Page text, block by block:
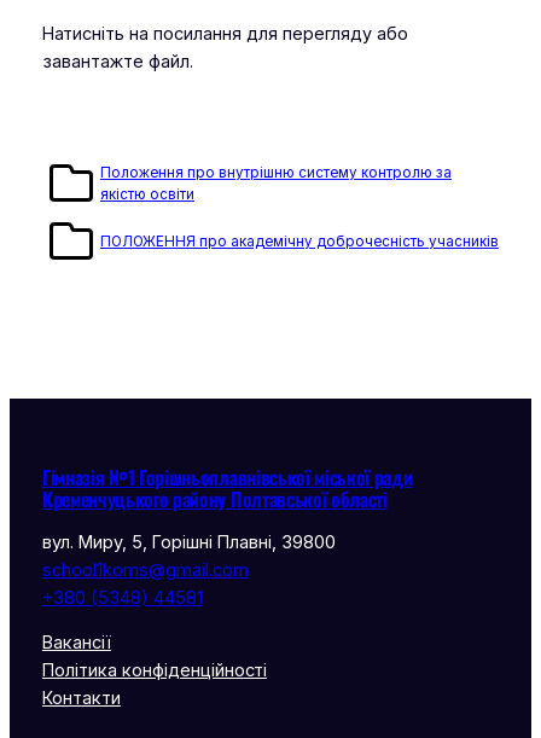
Натисніть на посилання для перегляду або
завантажте файл.
Положення про внутрішню систему контролю за
якістю освіти
ПОЛОЖЕННЯ про академічну доброчесність учасників
Гімназія №1 Горішньоплавнівської міської ради
Кременчуцького району Полтавської області
вул. Миру, 5, Горішні Плавні, 39800
school1koms@gmail.com
+380 (5348) 44581
Вакансії
Політика конфіденційності
Контакти